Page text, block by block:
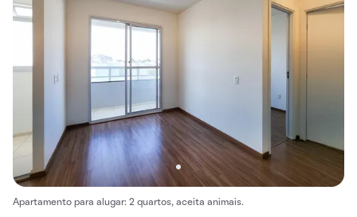
Apartamento para alugar: 2 quartos, aceita animais.